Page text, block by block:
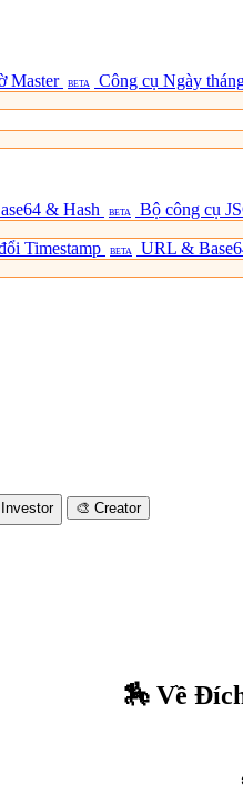
Master BETA Công cụ Ngày
& Hash BETA Bộ công cụ
Timestamp BETA URL &
Investor 🎨 Creator
🏇 Về